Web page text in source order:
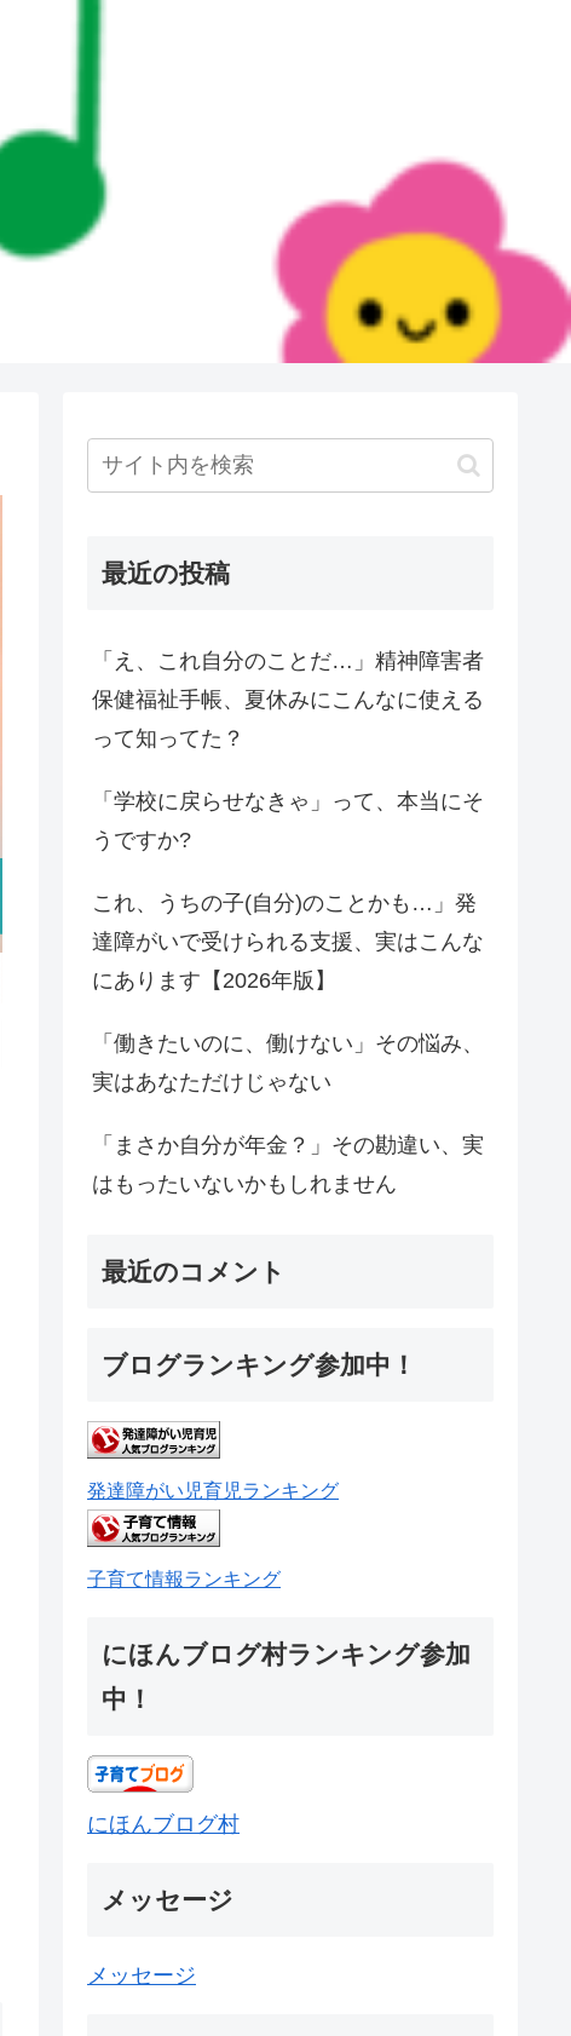
最近の投稿
「え、これ自分のことだ…」精神障害者
保健福祉手帳、夏休みにこんなに使える
って知ってた？
「学校に戻らせなきゃ」って、本当にそ
うですか?
これ、うちの子(自分)のことかも…」発
達障がいで受けられる支援、実はこんな
にあります【2026年版】
「働きたいのに、働けない」その悩み、
実はあなただけじゃない
「まさか自分が年金？」その勘違い、実
はもったいないかもしれません
最近のコメント
ブログランキング参加中！
発達障がい児育児ランキング
子育て情報ランキング
にほんブログ村ランキング参加
中！
にほんブログ村
メッセージ
メッセージ